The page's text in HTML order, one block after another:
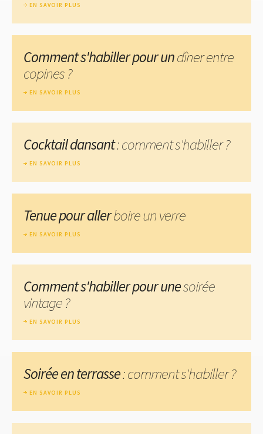
EN SAVOIR PLUS
Comment s'habiller pour undîner entre
copines ?
EN SAVOIR PLUS
Cocktail dansant: comment s'habiller ?
EN SAVOIR PLUS
Tenue pour allerboire un verre
EN SAVOIR PLUS
Comment s'habiller pour unesoirée
vintage ?
EN SAVOIR PLUS
Soirée en terrasse: comment s'habiller ?
EN SAVOIR PLUS